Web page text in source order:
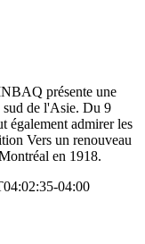
présente une
sud de l'Asie. Du 9
également admirer les
Vers un renouveau
en 1918.
04:00